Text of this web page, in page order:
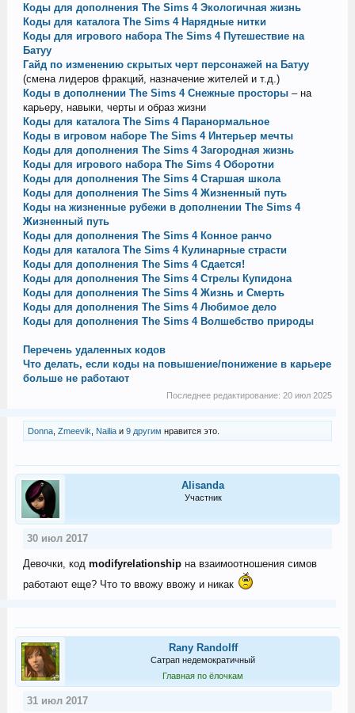
Коды для дополнения The Sims 4 Экологичная жизнь
Коды для каталога The Sims 4 Нарядные нитки
Коды для игрового набора The Sims 4 Путешествие на
Батуу
Гайд по изменению скрытых черт персонажей на Батуу
(смена лидеров фракций, назначение жителей и т.д.)
Коды в дополнении The Sims 4 Снежные просторы– на
карьеру, навыки, черты и образ жизни
Коды для каталога The Sims 4 Паранормальное
Коды в игровом наборе Thе Sims 4 Интерьер мечты
Коды для дополнения The Sims 4 Загородная жизнь
Коды для игрового набора The Sims 4 Оборотни
Коды для дополнения The Sims 4 Старшая школа
Коды для дополнения The Sims 4 Жизненный путь
Коды на жизненные рубежи в дополнении The Sims 4
Жизненный путь
Коды для дополнения The Sims 4 Конное ранчо
Коды для каталога The Sims 4 Кулинарные страсти
Коды для дополнения The Sims 4 Сдается!
Коды для дополнения The Sims 4 Стрелы Купидона
Коды для дополнения The Sims 4 Жизнь и Смерть
Коды для дополнения The Sims 4 Любимое дело
Коды для дополнения The Sims 4 Волшебство природы
Перечень удаленных кодов
Что делать, если коды на повышение/понижение в карьере
больше не работают
Последнее редактирование:20 июл 2025
Donna, Zmeevik Nailiaи 9 другим нравится это.
Alisanda
Участник
30 июл 2017
Девочки, код modifyrelationshipна взаимоотношения симов
работают еще? Что то ввожу ввожу и никак
Rany Randolff
Сатрап недемократичный
Главная по ёлочкам
31 июл 2017